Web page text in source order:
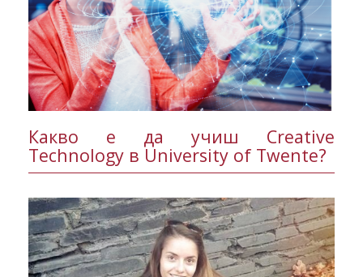
Какво е да учиш Creative
Technology в University of Twente?